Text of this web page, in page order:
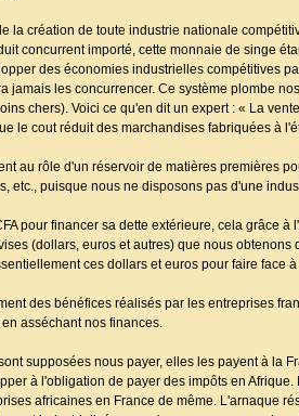
la création de toute industrie nationale
concurrent importé, cette monnaie de singe
des économies industrielles compétitives
jamais les concurrencer. Ce système plombe
chers). Voici ce qu'en dit un expert : « La
le cout réduit des marchandises fabriquées à
au rôle d'un réservoir de matières premières
etc., puisque nous ne disposons pas d'une
pour financer sa dette extérieure, cela grâce
(dollars, euros et autres) que nous
ces dollars et euros pour faire face
des bénéfices réalisés par les entreprises
asséchant nos finances.
supposées nous payer, elles les payent à la
à l'obligation de payer des impôts en
africaines en France de même. L'arnaque